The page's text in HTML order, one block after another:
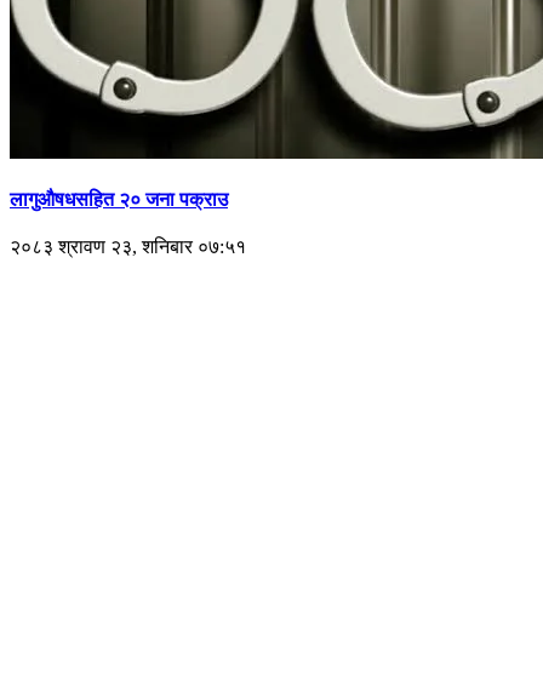
लागुऔषधसहित २० जना पक्राउ
२०८३ श्रावण २३, शनिबार ०७:५१